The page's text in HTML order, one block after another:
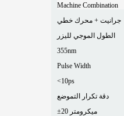
Machine Combination
جرانيت + محرك خطي
الطول الموجي لليزر
355nm
Pulse Width
<10ps
دقة تكرار التموضع
±20 ميكرومتر